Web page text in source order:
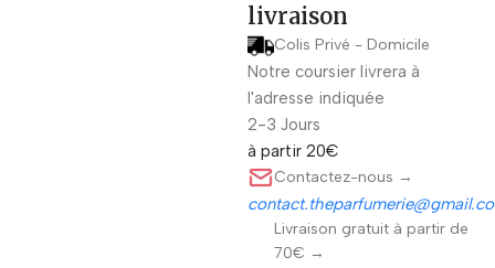
livraison
Colis Privé - Domicile
Notre coursier livrera à
l'adresse indiquée
2-3 Jours
à partir 20€
Contactez-nous →
Livraison gratuit à partir de
70€ →